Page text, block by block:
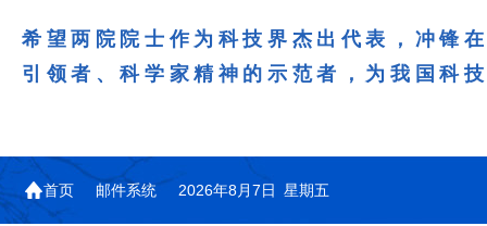
希望两院院士作为科技界杰出代表，冲锋
引领者、科学家精神的示范者，为我国科
首页 邮件系统 2026年8月7日 星期五